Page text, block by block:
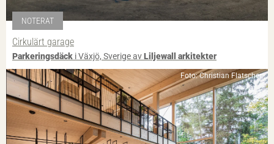
NOTERAT
Cirkulärt garage
Parkeringsdäck i Växjö, Sverige avLiljewall arkitekter
Foto: Christian Flatscher